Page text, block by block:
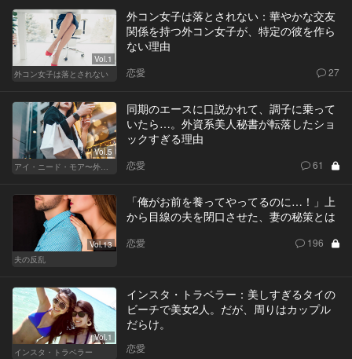
Vol.1
外コン女子は落とされない
外コン女子は落とされない：華やかな交友
関係を持つ外コン女子が、特定の彼を作ら
ない理由
恋愛 27
Vol.5
アイ・ニード・モア〜外資系オンナの欲望〜
同期のエースに口説かれて、調子に乗って
いたら…。外資系美人秘書が転落したショ
ックすぎる理由
恋愛 61
Vol.13
夫の反乱
「俺がお前を養ってやってるのに…！」上
から目線の夫を閉口させた、妻の秘策とは
恋愛 196
Vol.1
インスタ・トラベラー
インスタ・トラベラー：美しすぎるタイの
ビーチで美女2人。だが、周りはカップル
だらけ。
恋愛